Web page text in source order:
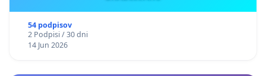
54 podpisov
2 Podpisi / 30 dni
14 Jun 2026